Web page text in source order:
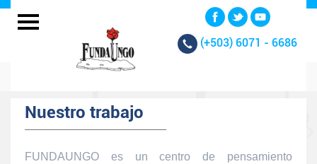
(+503) 6071 - 6686
Nuestro trabajo
FUNDAUNGO es un centro de pensamiento